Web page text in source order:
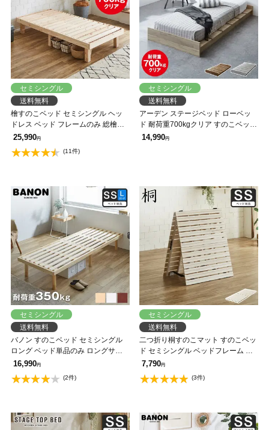
セミシングル
送料無料
檜すのこベッド セミシングル ヘッ
ドレス ベッド フレームのみ 総檜ベ
ッド 床面高さ4段階調節 耐荷重
700kgクリア セミダブル 調湿 すの
こ ひのき 和風 シンプル
25,990円
(11件)
セミシングル
送料無料
アーデン ステージベッド ローベッ
ド 耐荷重700kgクリア すのこベッド
セミシングル ベッド単品 ベッドフ
14,990円
セミシングル
送料無料
バノン すのこベッド セミシングル
ロング ベッド単品のみ ロングサイ
ズ 長さ210cm 木製 耐荷重350kg 組
立簡単 ヘッドレス 高さ4段階
16,990円
(2件)
セミシングル
送料無料
二つ折り桐すのこマット すのこベッ
ド セミシングル ベッドフレーム 木
製 低ホルムアルデヒド 軽量 軽い コ
ンパクト すのこマット 桐
7,790円
(3件)